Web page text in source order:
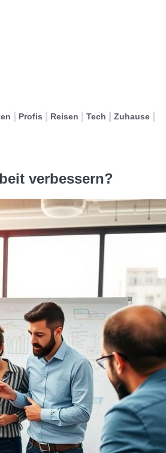
Profis Reisen Tech Zuhause
verbessern?